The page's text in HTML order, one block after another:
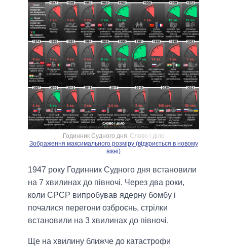
Годинник Судного дня Слово і діло
Зображення максимального розміру (відкриється в новому
вікні)
1947 року Годинник Судного дня встановили
на 7 хвилинах до півночі. Через два роки,
коли СРСР випробував ядерну бомбу і
почалися перегони озброєнь, стрілки
встановили на 3 хвилинах до півночі.
Ще на хвилину ближче до катастрофи